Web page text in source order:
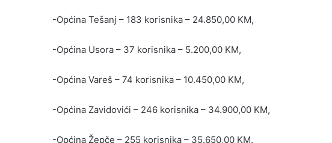
-Općina Tešanj – 183 korisnika – 24.850,00 KM,
-Općina Usora – 37 korisnika – 5.200,00 KM,
-Općina Vareš – 74 korisnika – 10.450,00 KM,
-Općina Zavidovići – 246 korisnika – 34.900,00 KM,
-Općina Žepče – 255 korisnika – 35.650,00 KM.